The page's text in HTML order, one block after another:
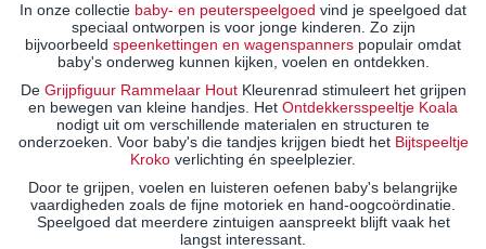
In onze collectie baby- en peuterspeelgoed vind je speelgoed dat
speciaal ontworpen is voor jonge kinderen. Zo zijn
bijvoorbeeld speenkettingen en wagenspanners populair omdat
baby's onderweg kunnen kijken, voelen en ontdekken.
De Grijpfiguur Rammelaar HoutKleurenrad stimuleert het grijpen
en bewegen van kleine handjes. Het Ontdekkersspeeltje Koala
nodigt uit om verschillende materialen en structuren te
onderzoeken. Voor baby's die tandjes krijgen biedt het Bijtspeeltje
Kroko verlichting én speelplezier.
Door te grijpen, voelen en luisteren oefenen baby's belangrijke
vaardigheden zoals de fijne motoriek en hand-oogcoördinatie.
Speelgoed dat meerdere zintuigen aanspreekt blijft vaak het
langst interessant.